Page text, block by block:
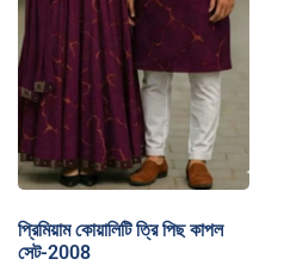
প্রিমিয়াম কোয়ালিটি ত্রি পিছ কাপল
সেট-2008